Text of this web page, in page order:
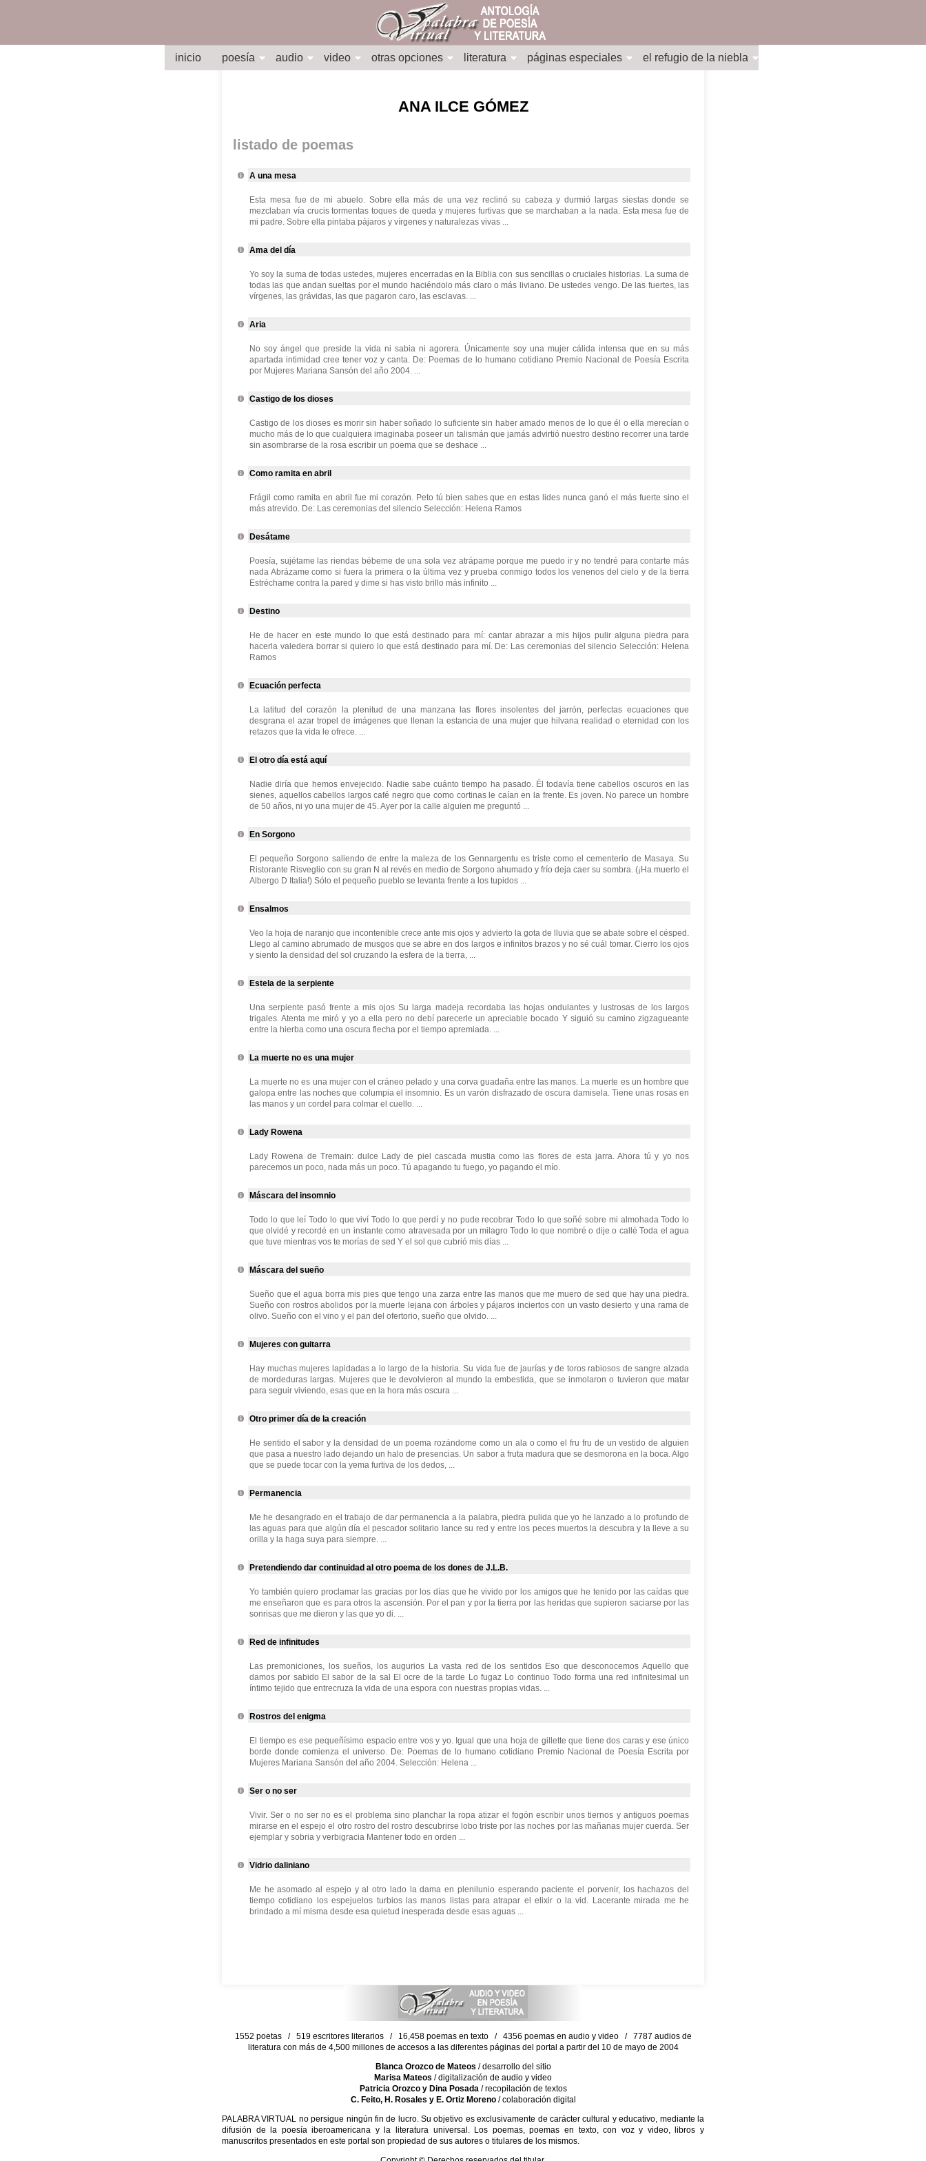
inicio poesía audio video otras opciones literatura páginas especiales el refugio de la niebla
ANA ILCE GÓMEZ
listado de poemas
A una mesa
Esta mesa fue de mi abuelo. Sobre ella más de una vez reclinó su cabeza y durmió largas siestas donde se
mezclaban vía crucis tormentas toques de queda y mujeres furtivas que se marchaban a la nada. Esta mesa fue de
mi padre. Sobre ella pintaba pájaros y vírgenes y naturalezas vivas ...
Ama del día
Yo soy la suma de todas ustedes, mujeres encerradas en la Biblia con sus sencillas o cruciales historias. La suma de
todas las que andan sueltas por el mundo haciéndolo más claro o más liviano. De ustedes vengo. De las fuertes, las
vírgenes, las grávidas, las que pagaron caro, las esclavas. ...
Aria
No soy ángel que preside la vida ni sabia ni agorera. Únicamente soy una mujer cálida intensa que en su más
apartada intimidad cree tener voz y canta. De: Poemas de lo humano cotidiano Premio Nacional de Poesía Escrita
por Mujeres Mariana Sansón del año 2004. ...
Castigo de los dioses
Castigo de los dioses es morir sin haber soñado lo suficiente sin haber amado menos de lo que él o ella merecían o
mucho más de lo que cualquiera imaginaba poseer un talismán que jamás advirtió nuestro destino recorrer una tarde
sin asombrarse de la rosa escribir un poema que se deshace ...
Como ramita en abril
Frágil como ramita en abril fue mi corazón. Peto tú bien sabes que en estas lides nunca ganó el más fuerte sino el
más atrevido. De: Las ceremonias del silencio Selección: Helena Ramos
Desátame
Poesía, sujétame las riendas bébeme de una sola vez atrápame porque me puedo ir y no tendré para contarte más
nada Abrázame como si fuera la primera o la última vez y prueba conmigo todos los venenos del cielo y de la tierra
Estréchame contra la pared y dime si has visto brillo más infinito ...
Destino
He de hacer en este mundo lo que está destinado para mí: cantar abrazar a mis hijos pulir alguna piedra para
hacerla valedera borrar si quiero lo que está destinado para mí. De: Las ceremonias del silencio Selección: Helena
Ramos
Ecuación perfecta
La latitud del corazón la plenitud de una manzana las flores insolentes del jarrón, perfectas ecuaciones que
desgrana el azar tropel de imágenes que llenan la estancia de una mujer que hilvana realidad o eternidad con los
retazos que la vida le ofrece. ...
El otro día está aquí
Nadie diría que hemos envejecido. Nadie sabe cuánto tiempo ha pasado. Él todavía tiene cabellos oscuros en las
sienes, aquellos cabellos largos café negro que como cortinas le caían en la frente. Es joven. No parece un hombre
de 50 años, ni yo una mujer de 45. Ayer por la calle alguien me preguntó ...
En Sorgono
El pequeño Sorgono saliendo de entre la maleza de los Gennargentu es triste como el cementerio de Masaya. Su
Ristorante Risveglio con su gran N al revés en medio de Sorgono ahumado y frío deja caer su sombra. (¡Ha muerto el
Albergo D Italia!) Sólo el pequeño pueblo se levanta frente a los tupidos ...
Ensalmos
Veo la hoja de naranjo que incontenible crece ante mis ojos y advierto la gota de lluvia que se abate sobre el césped.
Llego al camino abrumado de musgos que se abre en dos largos e infinitos brazos y no sé cuál tomar. Cierro los ojos
y siento la densidad del sol cruzando la esfera de la tierra, ...
Estela de la serpiente
Una serpiente pasó frente a mis ojos Su larga madeja recordaba las hojas ondulantes y lustrosas de los largos
trigales. Atenta me miró y yo a ella pero no debí parecerle un apreciable bocado Y siguió su camino zigzagueante
entre la hierba como una oscura flecha por el tiempo apremiada. ...
La muerte no es una mujer
La muerte no es una mujer con el cráneo pelado y una corva guadaña entre las manos. La muerte es un hombre que
galopa entre las noches que columpia el insomnio. Es un varón disfrazado de oscura damisela. Tiene unas rosas en
las manos y un cordel para colmar el cuello. ...
Lady Rowena
Lady Rowena de Tremain: dulce Lady de piel cascada mustia como las flores de esta jarra. Ahora tú y yo nos
parecemos un poco, nada más un poco. Tú apagando tu fuego, yo pagando el mío.
Máscara del insomnio
Todo lo que leí Todo lo que viví Todo lo que perdí y no pude recobrar Todo lo que soñé sobre mi almohada Todo lo
que olvidé y recordé en un instante como atravesada por un milagro Todo lo que nombré o dije o callé Toda el agua
que tuve mientras vos te morías de sed Y el sol que cubrió mis días ...
Máscara del sueño
Sueño que el agua borra mis pies que tengo una zarza entre las manos que me muero de sed que hay una piedra.
Sueño con rostros abolidos por la muerte lejana con árboles y pájaros inciertos con un vasto desierto y una rama de
olivo. Sueño con el vino y el pan del ofertorio, sueño que olvido. ...
Mujeres con guitarra
Hay muchas mujeres lapidadas a lo largo de la historia. Su vida fue de jaurías y de toros rabiosos de sangre alzada
de mordeduras largas. Mujeres que le devolvieron al mundo la embestida, que se inmolaron o tuvieron que matar
para seguir viviendo, esas que en la hora más oscura ...
Otro primer día de la creación
He sentido el sabor y la densidad de un poema rozándome como un ala o como el fru fru de un vestido de alguien
que pasa a nuestro lado dejando un halo de presencias. Un sabor a fruta madura que se desmorona en la boca. Algo
que se puede tocar con la yema furtiva de los dedos, ...
Permanencia
Me he desangrado en el trabajo de dar permanencia a la palabra, piedra pulida que yo he lanzado a lo profundo de
las aguas para que algún día el pescador solitario lance su red y entre los peces muertos la descubra y la lleve a su
orilla y la haga suya para siempre. ...
Pretendiendo dar continuidad al otro poema de los dones de J.L.B.
Yo también quiero proclamar las gracias por los días que he vivido por los amigos que he tenido por las caídas que
me enseñaron que es para otros la ascensión. Por el pan y por la tierra por las heridas que supieron saciarse por las
sonrisas que me dieron y las que yo di. ...
Red de infinitudes
Las premoniciones, los sueños, los augurios La vasta red de los sentidos Eso que desconocemos Aquello que
damos por sabido El sabor de la sal El ocre de la tarde Lo fugaz Lo continuo Todo forma una red infinitesimal un
íntimo tejido que entrecruza la vida de una espora con nuestras propias vidas. ...
Rostros del enigma
El tiempo es ese pequeñísimo espacio entre vos y yo. Igual que una hoja de gillette que tiene dos caras y ese único
borde donde comienza el universo. De: Poemas de lo humano cotidiano Premio Nacional de Poesía Escrita por
Mujeres Mariana Sansón del año 2004. Selección: Helena ...
Ser o no ser
Vivir. Ser o no ser no es el problema sino planchar la ropa atizar el fogón escribir unos tiernos y antiguos poemas
mirarse en el espejo el otro rostro del rostro descubrirse lobo triste por las noches por las mañanas mujer cuerda. Ser
ejemplar y sobria y verbigracia Mantener todo en orden ...
Vidrio daliniano
Me he asomado al espejo y al otro lado la dama en plenilunio esperando paciente el porvenir, los hachazos del
tiempo cotidiano los espejuelos turbios las manos listas para atrapar el elixir o la vid. Lacerante mirada me he
brindado a mí misma desde esa quietud inesperada desde esas aguas ...
1552 poetas / 519 escritores literarios / 16,458 poemas en texto / 4356 poemas en audio y video / 7787 audios de
literatura con más de 4,500 millones de accesos a las diferentes páginas del portal a partir del 10 de mayo de 2004
Blanca Orozco de Mateos / desarrollo del sitio
Marisa Mateos / digitalización de audio y video
Patricia Orozco y Dina Posada/ recopilación de textos
C. Feito, H. Rosales y E. Ortiz Moreno/ colaboración digital
PALABRA VIRTUAL no persigue ningún fin de lucro. Su objetivo es exclusivamente de carácter cultural y educativo, mediante la
difusión de la poesía iberoamericana y la literatura universal. Los poemas, poemas en texto, con voz y video, libros y
manuscritos presentados en este portal son propiedad de sus autores o titulares de los mismos.